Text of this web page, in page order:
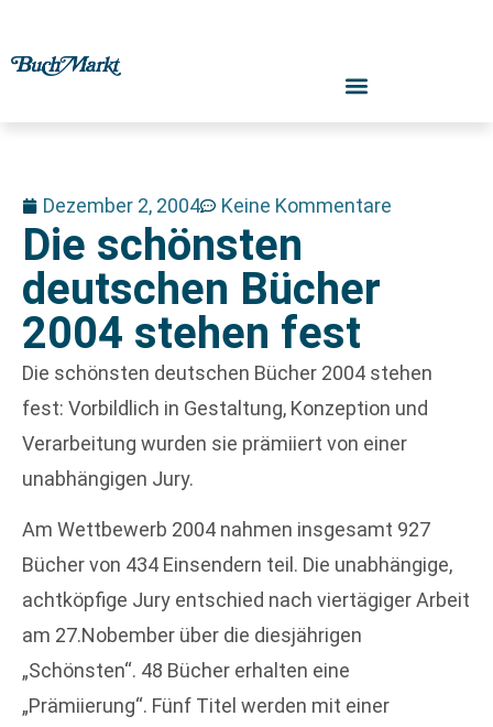
Dezember 2, 2004 Keine Kommentare
Die schönsten
deutschen Bücher
2004 stehen fest
Die schönsten deutschen Bücher 2004 stehen
fest: Vorbildlich in Gestaltung, Konzeption und
Verarbeitung wurden sie prämiiert von einer
unabhängigen Jury.
Am Wettbewerb 2004 nahmen insgesamt 927
Bücher von 434 Einsendern teil. Die unabhängige,
achtköpfige Jury entschied nach viertägiger Arbeit
am 27.Nobember über die diesjährigen
„Schönsten“. 48 Bücher erhalten eine
„Prämiierung“. Fünf Titel werden mit einer